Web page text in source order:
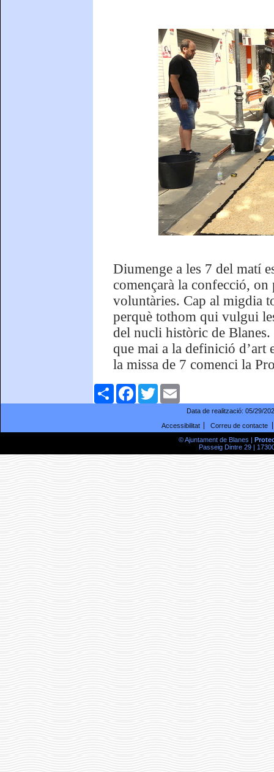
Diumenge a les 7 del matí
començarà la confecció,
voluntàries. Cap al migdia
perquè tothom qui vulgui
del nucli històric de Blanes.
que mai a la definició d’art
la missa de 7 comenci la
ComparteixFacebookTwitter
Data de realització: 05/29/
Accessibilitat
Correu de contacte
© Ajuntament de Blanes |
Passeig Dintre 29 |